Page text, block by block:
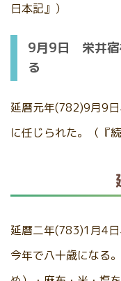
日本記』）
9月9日 栄井宿
る
延暦元年(782)9月9
に任じられた。（『
延暦二年(783)1月4
今年で八十歳になる